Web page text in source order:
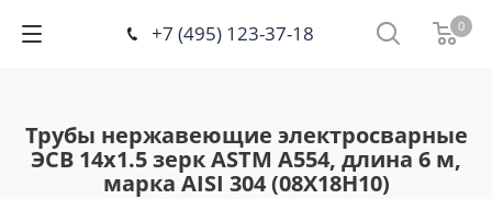
+7 (495) 123-37-18 0
Трубы нержавеющие электросварные
ЭСВ 14х1.5 зерк ASTM A554, длина 6 м,
марка AISI 304 (08Х18Н10)